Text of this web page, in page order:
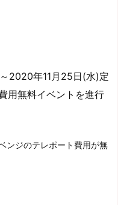
2020年11月25日(水)定
用無料イベントを進行
ンジのテレポート費用が無